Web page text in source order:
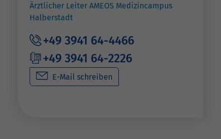
Ärztlicher Leiter AMEOS Medizincampus
Halberstadt
+49 3941 64-4466
+49 3941 64-2226
E-Mail schreiben